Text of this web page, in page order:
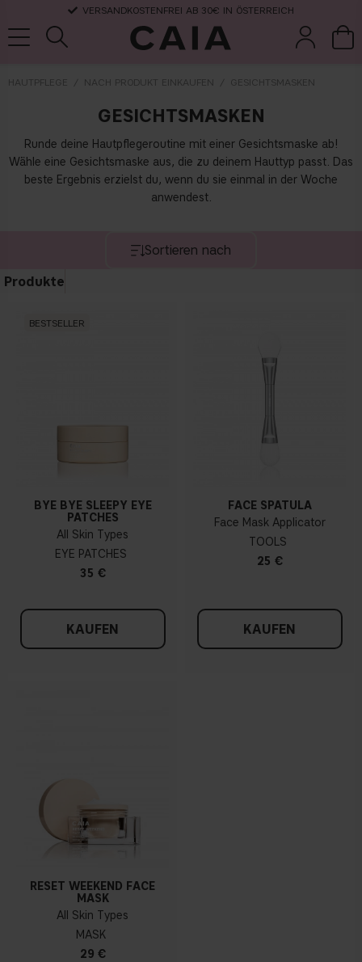
VERSANDKOSTENFREI AB 30€ IN ÖSTERREICH
HAUTPFLEGE NACH PRODUKT EINKAUFEN GESICHTSMASKEN
GESICHTSMASKEN
Runde deine Hautpflegeroutine mit einer Gesichtsmaske ab!
Wähle eine Gesichtsmaske aus, die zu deinem Hauttyp passt. Das
beste Ergebnis erzielst du, wenn du sie einmal in der Woche
anwendest.
Sortieren nach
Produkte
BESTSELLER
BYE BYE SLEEPY EYE
PATCHES
All Skin Types
EYE PATCHES
35 €
KAUFEN
FACE SPATULA
Face Mask Applicator
TOOLS
25 €
KAUFEN
RESET WEEKEND FACE
MASK
All Skin Types
MASK
29 €
kits & sets
trockensha